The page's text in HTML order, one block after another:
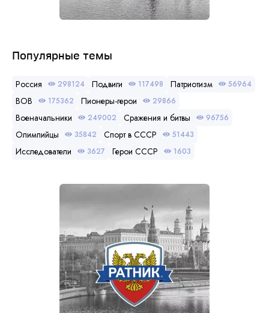
Популярные темы
Россия 298124 Подвиги 117498 Патриотизм 56964
ВОВ 175362 Пионеры-герои 29866
Военачальники 249002 Сражения и битвы 96756
Олимпийцы 35842 Спорт в СССР 51443
Исследователи 3627 Герои СССР 1603